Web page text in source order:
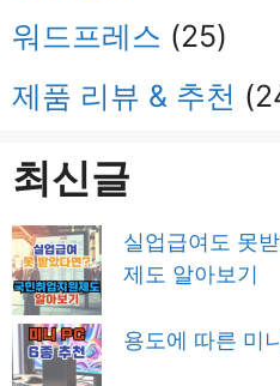
워드프레스 (25)
제품 리뷰 & 추천
최신글
실업급여도 못
제도 알아보기
용도에 따른 미